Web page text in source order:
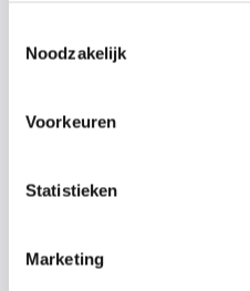
Noodzakelijk
Voorkeuren
Statistieken
Marketing
mogelijkheden?
Vraag een
training op locatie,